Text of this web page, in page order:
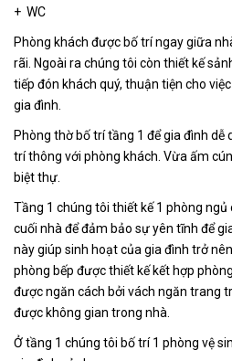
+ WC
Phòng khách được bố trí ngay giữa
rãi. Ngoài ra chúng tôi còn thiết kế
tiếp đón khách quý, thuận tiện cho
gia đình.
Phòng thờ bố trí tầng 1 để gia đình dễ
trí thông với phòng khách. Vừa ấm
biệt thự.
Tầng 1 chúng tôi thiết kế 1 phòng
cuối nhà để đảm bảo sự yên tĩnh để
này giúp sinh hoạt của gia đình trở
phòng bếp được thiết kế kết hợp
được ngăn cách bởi vách ngăn trang
được không gian trong nhà.
Ở tầng 1 chúng tôi bố trí 1 phòng vệ